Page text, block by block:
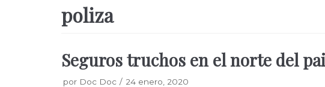
poliza
Seguros truchos en el norte del
por Doc Doc 24 enero, 2020